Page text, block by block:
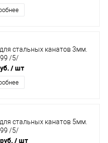
стальных канатов 3мм.
/5/
/ шт
стальных канатов 5мм.
/5/
/ шт